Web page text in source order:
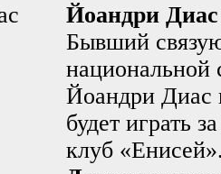
Йоандри
Бывший
национальной
Йоандри Диас
будет играть
клуб